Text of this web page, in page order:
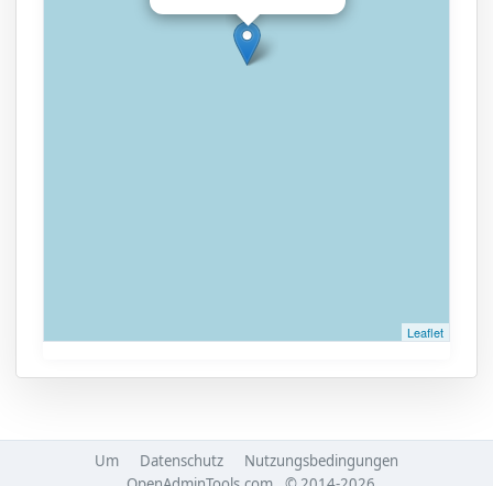
Leaflet
Um Datenschutz
Nutzungsbedingungen